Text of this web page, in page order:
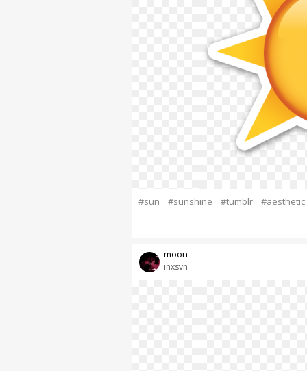
#sun #sunshine #tumblr #aesthetic
inxsvn
moon